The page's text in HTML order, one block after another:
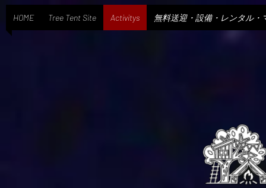
HOME Tree Tent Site Activitys 無料送迎・設備・レンタル・